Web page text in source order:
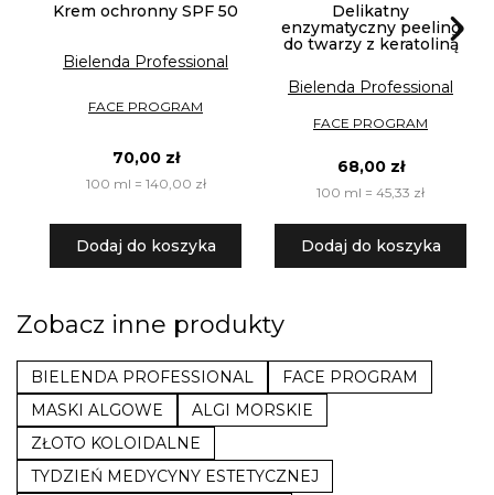
Krem ochronny SPF 50
Bielenda Professional
FACE PROGRAM
70,00 zł
100 ml = 140,00 zł
Dodaj do koszyka
Delikatny
enzymatyczny peeling
do twarzy z keratoliną
Bielenda Professional
FACE PROGRAM
68,00 zł
100 ml = 45,33 zł
Dodaj do koszyka
Zobacz inne produkty
BIELENDA PROFESSIONAL
FACE PROGRAM
MASKI ALGOWE
ALGI MORSKIE
ZŁOTO KOLOIDALNE
TYDZIEŃ MEDYCYNY ESTETYCZNEJ